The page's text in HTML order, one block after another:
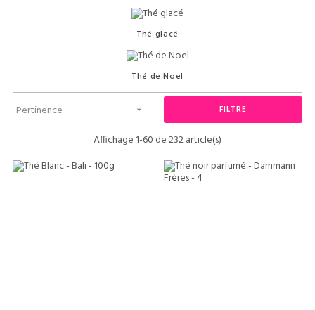
Thé glacé
Thé de Noel
Pertinence  FILTRE
Affichage 1-60 de 232 article(s)